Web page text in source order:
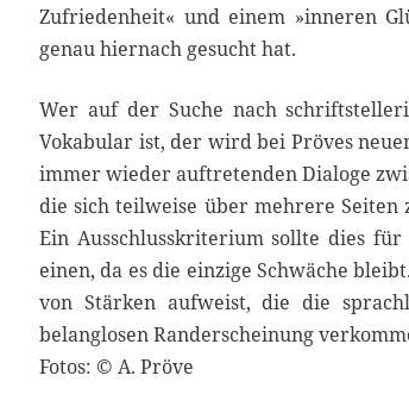
Zufriedenheit« und einem »inneren
genau hiernach gesucht hat.
Wer auf der Suche nach
Vokabular ist, der wird bei Pröves
immer wieder auftretenden Dialoge
die sich teilweise über mehrere
Ein Ausschlusskriterium sollte dies
einen, da es die einzige Schwäche
von Stärken aufweist, die die
belanglosen Randerscheinung
Fotos: © A. Pröve